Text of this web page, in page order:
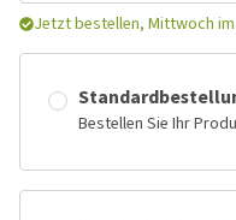
Jetzt bestellen, Mittwoch im
Bestellen Sie Ihr